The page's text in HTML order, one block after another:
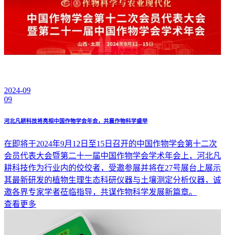
2024-09
09
河北凡耕科技将亮相中国作物学会年会，共襄作物科学盛举
在即将于2024年9月12日至15日召开的中国作物学会第十二次
会员代表大会暨第二十一届中国作物学会学术年会上，河北凡
耕科技作为行业内的佼佼者，受邀参展并将在27号展台上展示
其最新研发的植物生理生态科研仪器与土壤测定分析仪器，诚
邀各界专家学者莅临指导，共谋作物科学发展新篇章。
查看更多